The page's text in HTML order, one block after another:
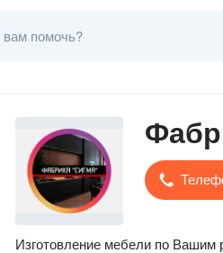
Изготовление мебели по Вашим